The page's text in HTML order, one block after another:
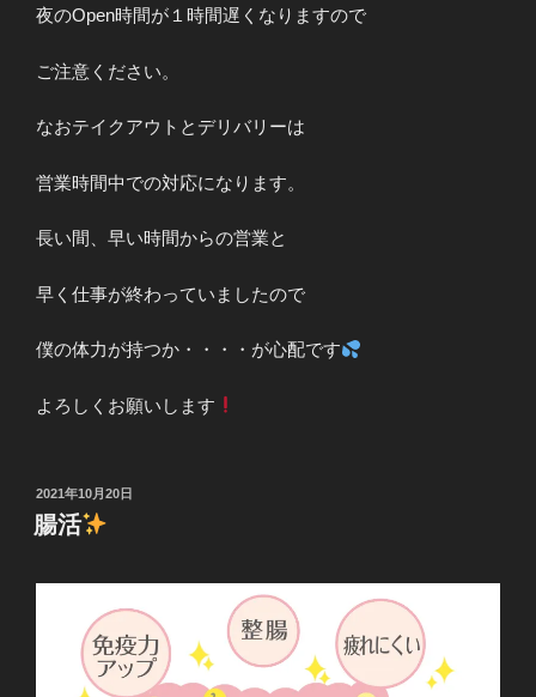
夜のOpen時間が１時間遅くなりますので
ご注意ください。
なおテイクアウトとデリバリーは
営業時間中での対応になります。
長い間、早い時間からの営業と
早く仕事が終わっていましたので
僕の体力が持つか・・・・が心配です
よろしくお願いします
投
稿
日:
2021年10月20日
腸活